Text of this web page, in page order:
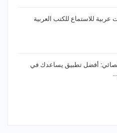
عربية للاستماع للكتب العربية
أفضل تطبيق يساعدك في